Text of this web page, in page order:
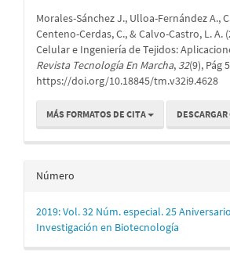
artículo
Morales-Sánchez J., Ulloa-Fernández A.,
Centeno-Cerdas, C., & Calvo-Castro, L. A.
Celular e Ingeniería de Tejidos:
Revista Tecnología En Marcha, 32(9), Pág
https://doi.org/10.18845/tm.v32i9.4628
MÁS FORMATOS DE CITA
Número
2019: Vol. 32 Núm. especial. 25
Investigación en Biotecnología